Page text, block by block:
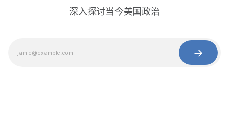
深入探讨当今美国政治